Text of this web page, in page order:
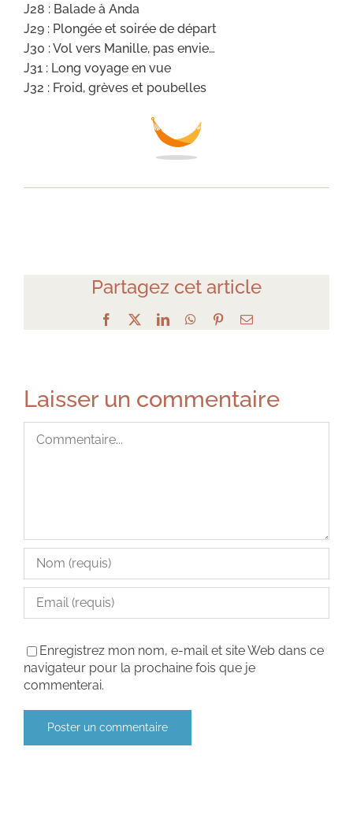
J28 : Balade à Anda
J29 : Plongée et soirée de départ
J30 : Vol vers Manille, pas envie…
J31 : Long voyage en vue
J32 : Froid, grèves et poubelles
Partagez cet article
Facebook LinkedInWhatsApp
PinterestEmail
Laisser un commentaire
Enregistrez mon nom, e-mail et site Web dans ce
navigateur pour la prochaine fois que je
commenterai.